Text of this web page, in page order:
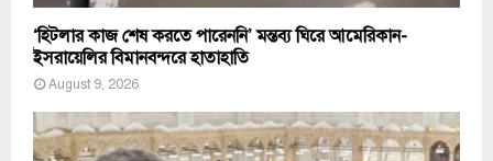
‘হিটলার কাজ শেষ করতে পারেননি’ মন্তব্য ঘিরে আমেরিকান-
ইসরায়েলির বিমানবন্দরে হাতাহাতি
August 9, 2026